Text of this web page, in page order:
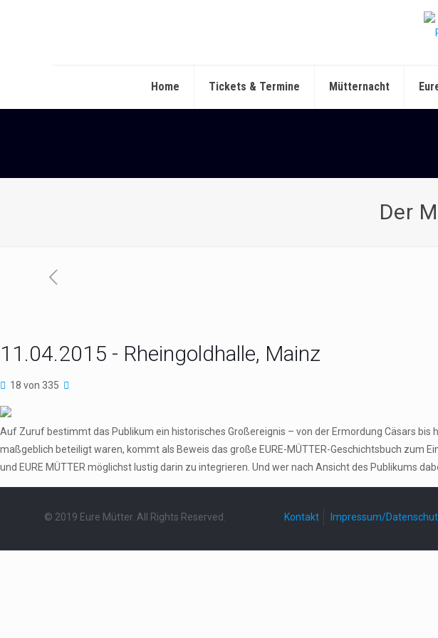
Home Tickets & Termine Mütternacht
Der
11.04.2015 - Rheingoldhalle, Mainz
18 von 335
Auf Zuruf bestimmt das Publikum ein historisches Großereignis – von der Ermordung Cäsars bis
maßgeblich beteiligt waren, kommt als Beweis das große EURE-MÜTTER-Geschichtsbuch
und EURE MÜTTER möglichst lustig darin zu integrieren. Und wer nach Ansicht des Publikums
© 2019 Eure Mütter. All Rights Reserved. Kontakt Impressum/